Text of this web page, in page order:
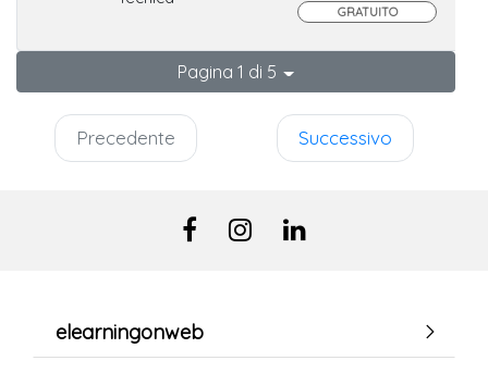
GRATUITO
Pagina 1 di 5
Precedente Successivo
elearningonweb